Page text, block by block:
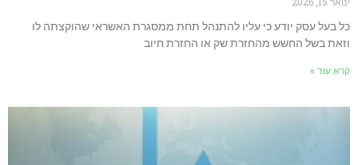
יודע כי עליו להתנהל תחת ממסגרת האשראי שהוקצתה לו
החשש מהחזרת שק או החזרת חיוב